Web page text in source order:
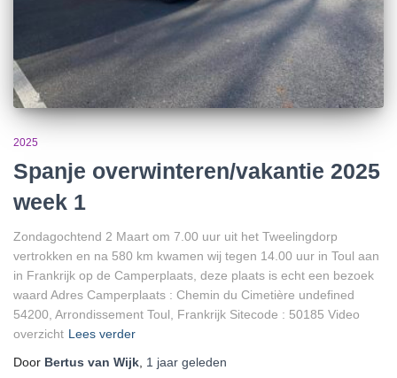
2025
Spanje overwinteren/vakantie 2025
week 1
Zondagochtend 2 Maart om 7.00 uur uit het Tweelingdorp
vertrokken en na 580 km kwamen wij tegen 14.00 uur in Toul aan
in Frankrijk op de Camperplaats, deze plaats is echt een bezoek
waard Adres Camperplaats : Chemin du Cimetière undefined
54200, Arrondissement Toul, Frankrijk Sitecode : 50185 Video
overzicht Lees verder
Door Bertus van Wijk 1 jaar geleden